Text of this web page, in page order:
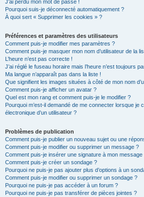
J’ai perdu mon mot de passe !
Pourquoi suis-je déconnecté automatiquement ?
À quoi sert « Supprimer les cookies » ?
Préférences et paramètres des utilisateurs
Comment puis-je modifier mes paramètres ?
Comment puis-je masquer mon nom d’utilisateur de la
L’heure n’est pas correcte !
J’ai réglé le fuseau horaire mais l’heure n’est toujours
Ma langue n’apparaît pas dans la liste !
Que signifient les images situées à côté de mon nom
Comment puis-je afficher un avatar ?
Quel est mon rang et comment puis-je le modifier ?
Pourquoi m’est-il demandé de me connecter lorsque je
électronique d’un utilisateur ?
Problèmes de publication
Comment puis-je publier un nouveau sujet ou une
Comment puis-je modifier ou supprimer un message ?
Comment puis-je insérer une signature à mon message
Comment puis-je créer un sondage ?
Pourquoi ne puis-je pas ajouter plus d’options à un
Comment puis-je modifier ou supprimer un sondage ?
Pourquoi ne puis-je pas accéder à un forum ?
Pourquoi ne puis-je pas transférer de pièces jointes ?